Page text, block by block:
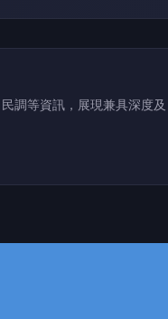
調等資訊，展現兼具深度及